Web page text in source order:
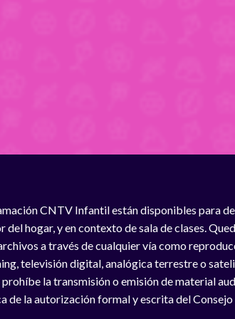
CNTV Infantil están disponibles para
hogar, y en contexto de sala de clases.
a través de cualquier vía como
televisión digital, analógica terrestre o
la transmisión o emisión de material
de la autorización formal y escrita del Consejo